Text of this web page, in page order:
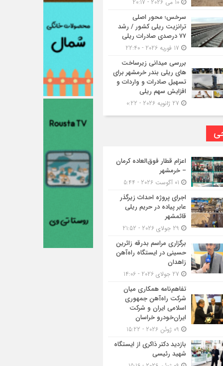
سرخس؛ محور اصلی
ترانزیت ریلی کشور / رشد
۷۷ درصدی صادرات ریلی
بررسی میدانی زیرساخت
های ریلی بندر خرمشهر برای
تسهیل صادرات و واردات و
افزایش سهم ریلی
اعزام قطار فوق‌العاده کرمان
– خرمشهر
اجرای پروژه احداث زیرگذر
عابر پیاده در حریم ریلی
قائمشهر
برگزاری مراسم بدرقه زائرین
حسینی در ایستگاه راه‌آهن
زاهدان
تفاهم‌نامه همکاری میان
شرکت راه‌آهن جمهوری
اسلامی ایران و شرکت
ایران‌خودرو خراسان
بازدید دکتر ذاکری از ایستگاه
شهید رئیسی